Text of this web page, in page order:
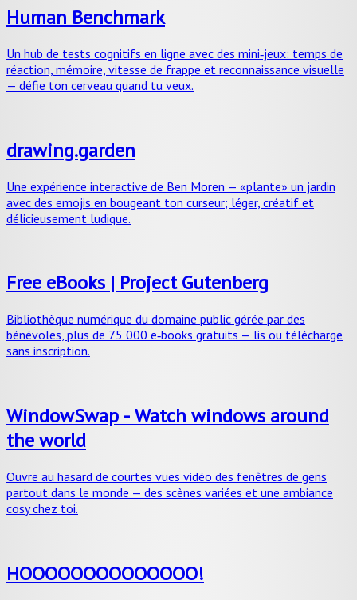
Human Benchmark
Un hub de tests cognitifs en ligne avec des mini‑jeux: temps de
réaction, mémoire, vitesse de frappe et reconnaissance visuelle
— défie ton cerveau quand tu veux.
drawing.garden
Une expérience interactive de Ben Moren — «plante» un jardin
avec des emojis en bougeant ton curseur; léger, créatif et
délicieusement ludique.
Free eBooks | Project Gutenberg
Bibliothèque numérique du domaine public gérée par des
bénévoles, plus de 75 000 e‑books gratuits — lis ou télécharge
sans inscription.
WindowSwap - Watch windows around
the world
Ouvre au hasard de courtes vues vidéo des fenêtres de gens
partout dans le monde — des scènes variées et une ambiance
cosy chez toi.
HOOOOOOOOOOOOOO!